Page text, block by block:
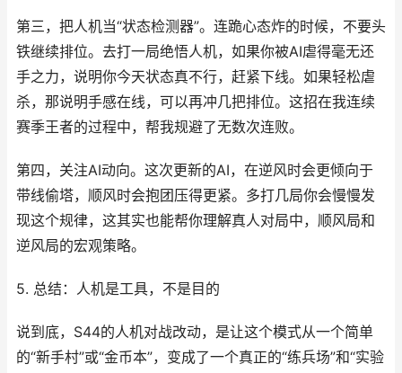
第三，把人机当“状态检测器”。连跪心态炸的时候，不要头
铁继续排位。去打一局绝悟人机，如果你被AI虐得毫无还
手之力，说明你今天状态真不行，赶紧下线。如果轻松虐
杀，那说明手感在线，可以再冲几把排位。这招在我连续
赛季王者的过程中，帮我规避了无数次连败。
第四，关注AI动向。这次更新的AI，在逆风时会更倾向于
带线偷塔，顺风时会抱团压得更紧。多打几局你会慢慢发
现这个规律，这其实也能帮你理解真人对局中，顺风局和
逆风局的宏观策略。
5. 总结：人机是工具，不是目的
说到底，S44的人机对战改动，是让这个模式从一个简单
的“新手村”或“金币本”，变成了一个真正的“练兵场”和“实验